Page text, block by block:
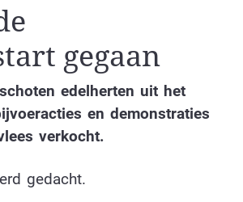
gegaan
edelherten uit het
en demonstraties
verkocht.
gedacht.